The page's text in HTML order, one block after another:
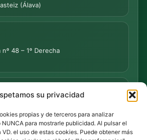
su privacidad
propias y de terceros para analizar
para mostrarle publicidad. Al pulsar el
VD. el uso de estas cookies. Puede obtener más
(Álava)
48 – 1º Derecha
MEDIACIÓN S.L.
· 647 500 435